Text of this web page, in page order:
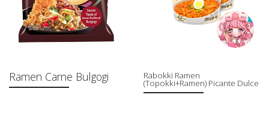
Ramen Carne Bulgogi Rabokki Ramen
(Topokki+Ramen) Picante Dulce